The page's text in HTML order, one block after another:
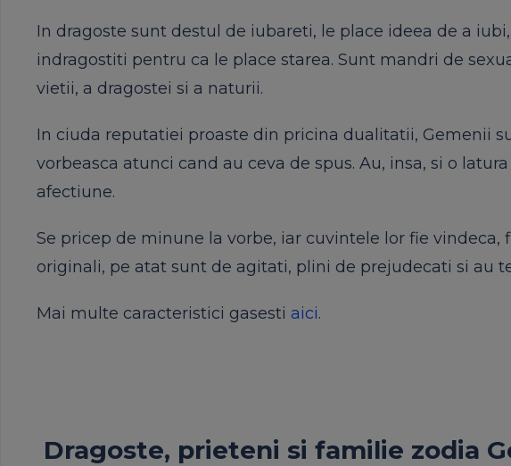
In dragoste sunt destul de iubareti, le place ideea de a
indragostiti pentru ca le place starea. Sunt mandri de
vietii, a dragostei si a naturii.
In ciuda reputatiei proaste din pricina dualitatii, Gemenii
vorbeasca atunci cand au ceva de spus. Au, insa, si o
afectiune.
Se pricep de minune la vorbe, iar cuvintele lor fie vindeca,
originali, pe atat sunt de agitati, plini de prejudecati si au
Mai multe caracteristici gasesti aici.
Dragoste, prieteni si familie zodia